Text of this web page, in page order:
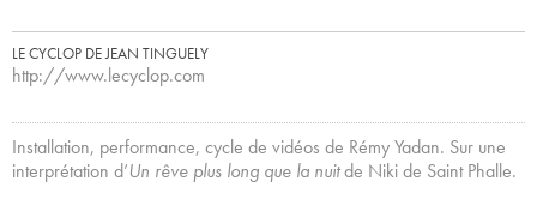
LE CYCLOP DE JEAN TINGUELY
http://www.lecyclop.com
Installation, performance, cycle de vidéos de Rémy Yadan. Sur une
interprétation d’Un rêve plus long que la nuitde Niki de Saint Phalle.